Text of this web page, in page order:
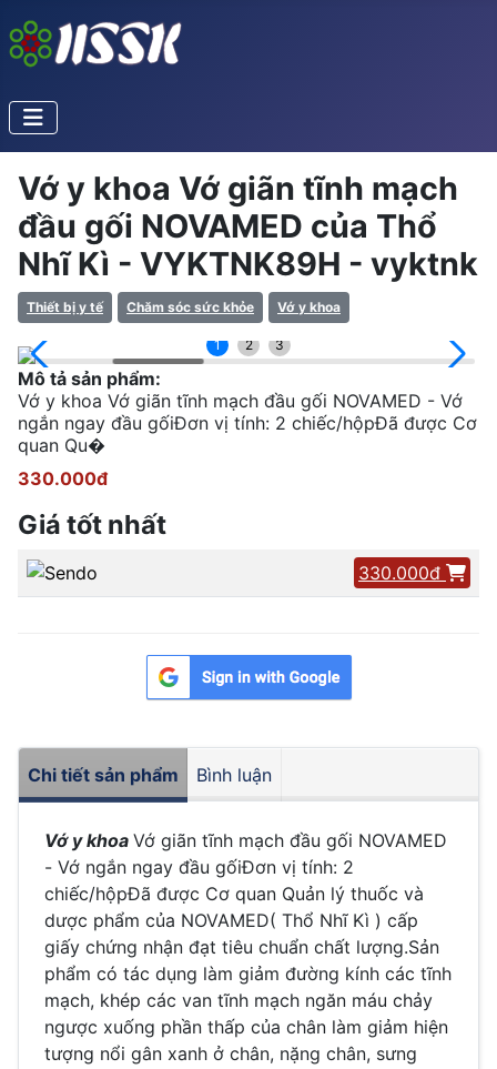
Vớ y khoa Vớ giãn tĩnh mạch
đầu gối NOVAMED của Thổ
Nhĩ Kì - VYKTNK89H - vyktnk
Thiết bị y tế Chăm sóc sức khỏe Vớ y khoa
1 2 3
Mô tả sản phẩm:
Vớ y khoa Vớ giãn tĩnh mạch đầu gối NOVAMED - Vớ
ngắn ngay đầu gốiĐơn vị tính: 2 chiếc/hộpĐã được Cơ
quan Qu�
330.000đ
Giá tốt nhất
330.000đ
Chi tiết sản phẩm Bình luận
Vớ y khoa Vớ giãn tĩnh mạch đầu gối NOVAMED
- Vớ ngắn ngay đầu gốiĐơn vị tính: 2
chiếc/hộpĐã được Cơ quan Quản lý thuốc và
dược phẩm của NOVAMED( Thổ Nhĩ Kì ) cấp
giấy chứng nhận đạt tiêu chuẩn chất lượng.Sản
phẩm có tác dụng làm giảm đường kính các tĩnh
mạch, khép các van tĩnh mạch ngăn máu chảy
ngược xuống phần thấp của chân làm giảm hiện
tượng nổi gân xanh ở chân, nặng chân, sưng